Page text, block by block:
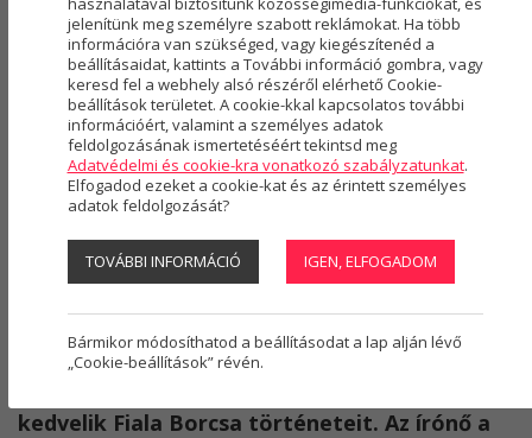
Városmarketing
Szolgáltatások
Rólunk
Hasznos
Regisztráció
Fiala Borcsa és kalandos regényei a
halasi könyvtárban
kedvelik Fiala Borcsa történeteit. Az írónő a
jelenítünk meg személyre szabott reklámokat. Ha több
információra van szükséged, vagy kiegészítenéd a
beállításaidat, kattints a További információ gombra, vagy
keresd fel a webhely alsó részéről elérhető Cookie-
beállítások területet. A cookie-kkal kapcsolatos további
információért, valamint a személyes adatok
feldolgozásának ismertetéséért tekintsd meg
Adatvédelmi és cookie-kra vonatkozó szabályzatunkat.
Elfogadod ezeket a cookie-kat és az érintett személyes
adatok feldolgozását?
TOVÁBBI INFORMÁCIÓ IGEN, ELFOGADOM
Bármikor módosíthatod a beállításodat a lap alján lévő
„Cookie-beállítások” révén.